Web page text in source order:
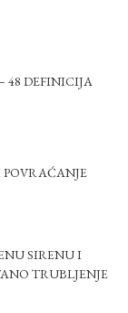
48 DEFINICIJA
SIRENU I
TRUBLJENJE